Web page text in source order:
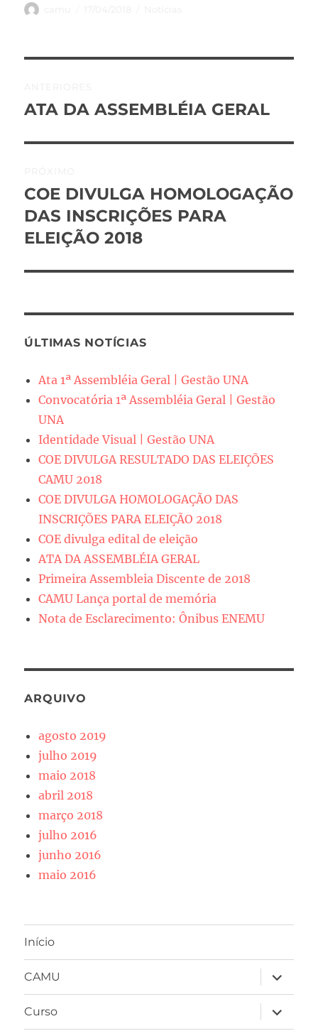
de
Post
ATA DA ASSEMBLÉIA GERAL
Próximo
post:
COE DIVULGA HOMOLOGAÇÃO
DAS INSCRIÇÕES PARA
ELEIÇÃO 2018
ÚLTIMAS NOTÍCIAS
Ata 1ª Assembléia Geral | Gestão UNA
Convocatória 1ª Assembléia Geral | Gestão
UNA
Identidade Visual | Gestão UNA
COE DIVULGA RESULTADO DAS ELEIÇÕES
CAMU 2018
COE DIVULGA HOMOLOGAÇÃO DAS
INSCRIÇÕES PARA ELEIÇÃO 2018
COE divulga edital de eleição
ATA DA ASSEMBLÉIA GERAL
Primeira Assembleia Discente de 2018
CAMU Lança portal de memória
Nota de Esclarecimento: Ônibus ENEMU
ARQUIVO
agosto 2019
julho 2019
maio 2018
abril 2018
março 2018
julho 2016
junho 2016
maio 2016
Início
CAMU
expandir
Curso
expandir